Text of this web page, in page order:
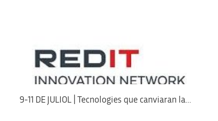
9-11 DE JULIOL | Tecnologies que canviaran la...